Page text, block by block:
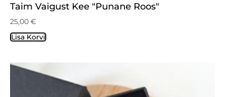
Taim Vaigust Kee "Punane Roos"
25,00 €
Lisa Korvi